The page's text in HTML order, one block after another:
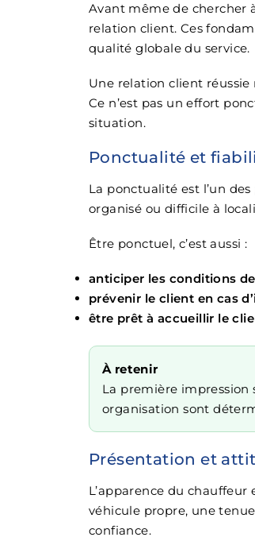
Avant même de chercher
relation client. Ces
qualité globale du service.
Une relation client
Ce n’est pas un effort
situation.
Ponctualité et
La ponctualité est l’un
organisé ou difficile à
Être ponctuel, c’est aussi :
anticiper les conditions
prévenir le client en cas
être prêt à accueillir le
À retenir
La première impression
organisation sont
Présentation et
L’apparence du
véhicule propre, une
confiance.